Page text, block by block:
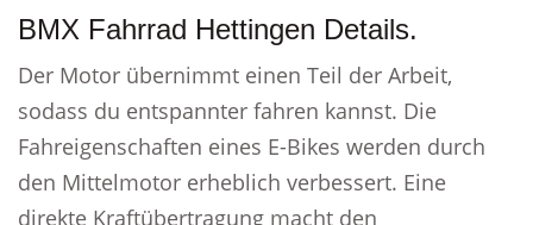
BMX Fahrrad Hettingen Details.
Der Motor übernimmt einen Teil der Arbeit,
sodass du entspannter fahren kannst. Die
Fahreigenschaften eines E-Bikes werden durch
den Mittelmotor erheblich verbessert. Eine
direkte Kraftübertragung macht den